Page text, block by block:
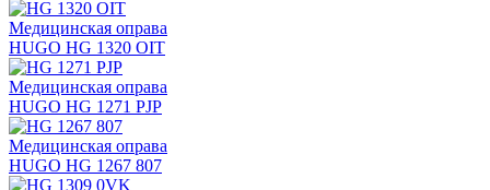
Медицинская оправа
HUGO HG 1320 OIT
Медицинская оправа
HUGO HG 1271 PJP
Медицинская оправа
HUGO HG 1267 807